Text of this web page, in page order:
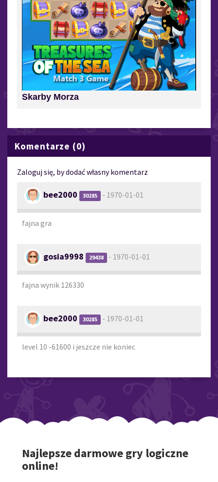
Skarby Morza
Komentarze (0)
Zaloguj się, by dodać własny komentarz
bee2000 30285 - 1970-01-01
fajna gra
gosia9998 29438 - 1970-01-01
fajna wynik 126330
bee2000 30285 - 1970-01-01
level 10 -61600 i jeszcze nie koniec
Najlepsze darmowe gry logiczne
online!